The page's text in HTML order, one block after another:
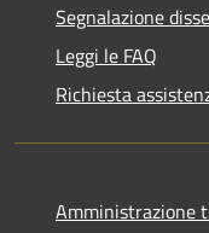
Segnalazione
Leggi le FAQ
Richiesta
Amministrazione